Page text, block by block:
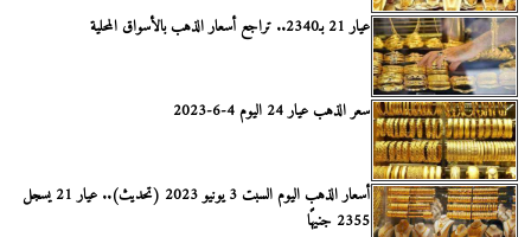
عيار 21 بـ2340.. تراجع أسعار الذهب بالأسواق المحلية
سعر الذهب عيار 24 اليوم 4-6-2023
أسعار الذهب اليوم السبت 3 يونيو 2023 (تحديث).. عيار 21 يسجل
2355 جنيهًا